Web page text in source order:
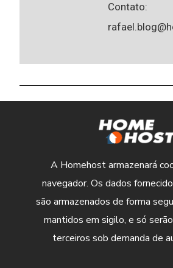
Contato:
A Homehost armazenará
navegador. Os dados
são armazenados de forma
mantidos em sigilo, e só
terceiros sob demanda de